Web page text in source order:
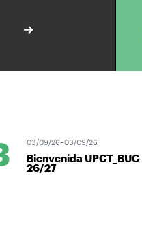
03/09/26–03/09/26
Bienvenida UPCT_BUC
26/27